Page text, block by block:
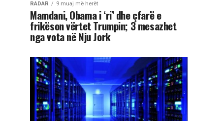
RADAR 9 muaj më herët
Mamdani, Obama i ‘ri’ dhe çfarë e
frikëson vërtet Trumpin; 3 mesazhet
nga vota në Nju Jork